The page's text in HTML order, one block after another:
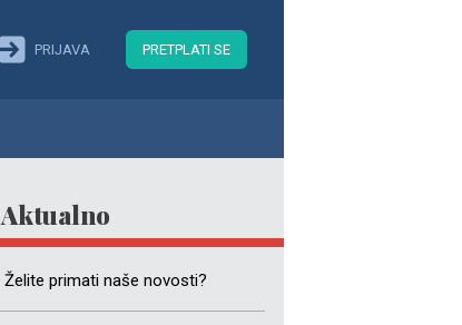
PRIJAVA PRETPLATI SE
Aktualno
Želite primati naše novosti?